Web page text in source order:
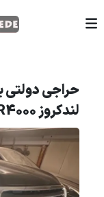
حراجی دولتی
لندکروز GXR4000)